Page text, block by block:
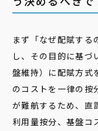
まず「なぜ配賦する
し、その目的に基づ
盤維持）に配賦方式
のコストを一律の按
が難航するため、直
利用量按分、基盤コ